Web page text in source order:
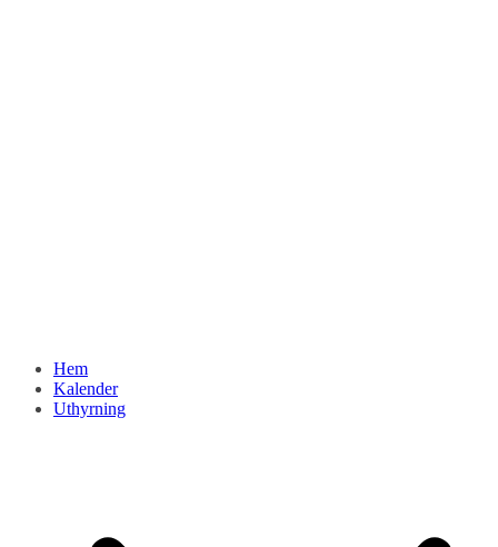
Hem
Kalender
Uthyrning